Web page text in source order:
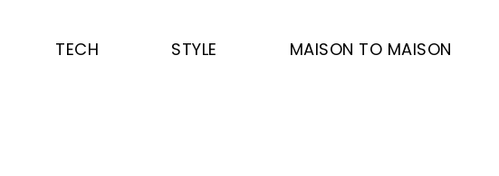
TECH STYLE MAISON TO MAISON